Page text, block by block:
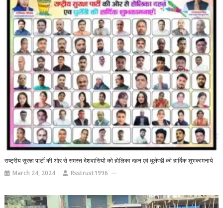
राष्ट्रीय सुरक्षा पार्टी की ओर से समस्त देशवासियों को होलिका दहन एवं धुलेण्डी की हार्दिक शुभकामनाये
March 24, 2024 Rsstrust1996
Video